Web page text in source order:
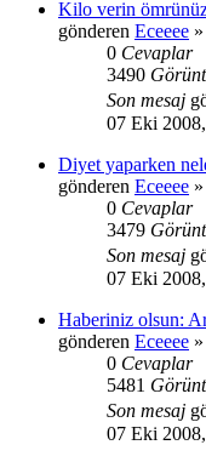
Kilo verin ömrünüz
gönderen Eceeee
0 Cevaplar
3490
Son mesaj
07 Eki
Diyet yaparken
gönderen Eceeee
0 Cevaplar
3479
Son mesaj
07 Eki
Haberiniz olsun:
gönderen Eceeee
0 Cevaplar
5481
Son mesaj
07 Eki